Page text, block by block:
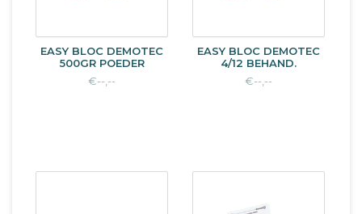
EASY BLOC DEMOTEC
500GR POEDER
€--,--
EASY BLOC DEMOTEC
4/12 BEHAND.
€--,--